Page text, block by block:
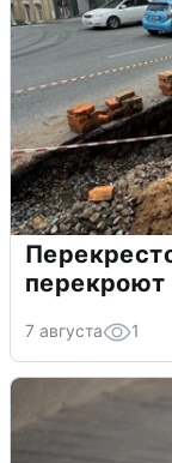
перекроют
7 августа 1